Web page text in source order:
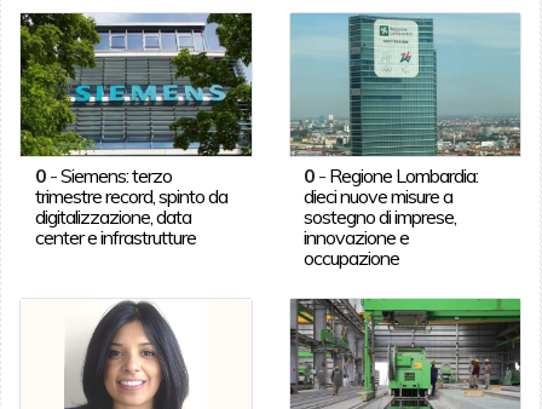
0-Siemens: terzo
trimestre record, spinto da
digitalizzazione, data
center e infrastrutture
0 - Regione Lombardia:
dieci nuove misure a
sostegno di imprese,
innovazione e
occupazione